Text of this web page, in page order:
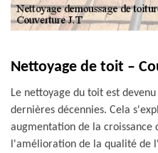
Nettoyage de toit –
Le nettoyage du toit est
dernières décennies. Cela
augmentation de la croissance
l'amélioration de la qualité de